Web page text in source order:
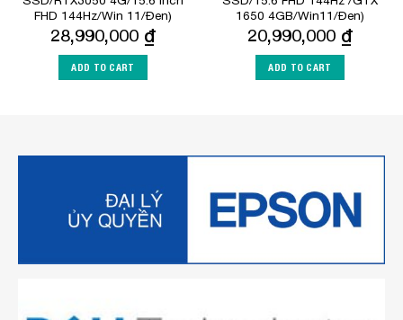
FHD 144Hz/Win 11/Đen)
28,990,000 ₫
ADD TO CART
1650 4GB/Win11/Đen)
20,990,000 ₫
ADD TO CART